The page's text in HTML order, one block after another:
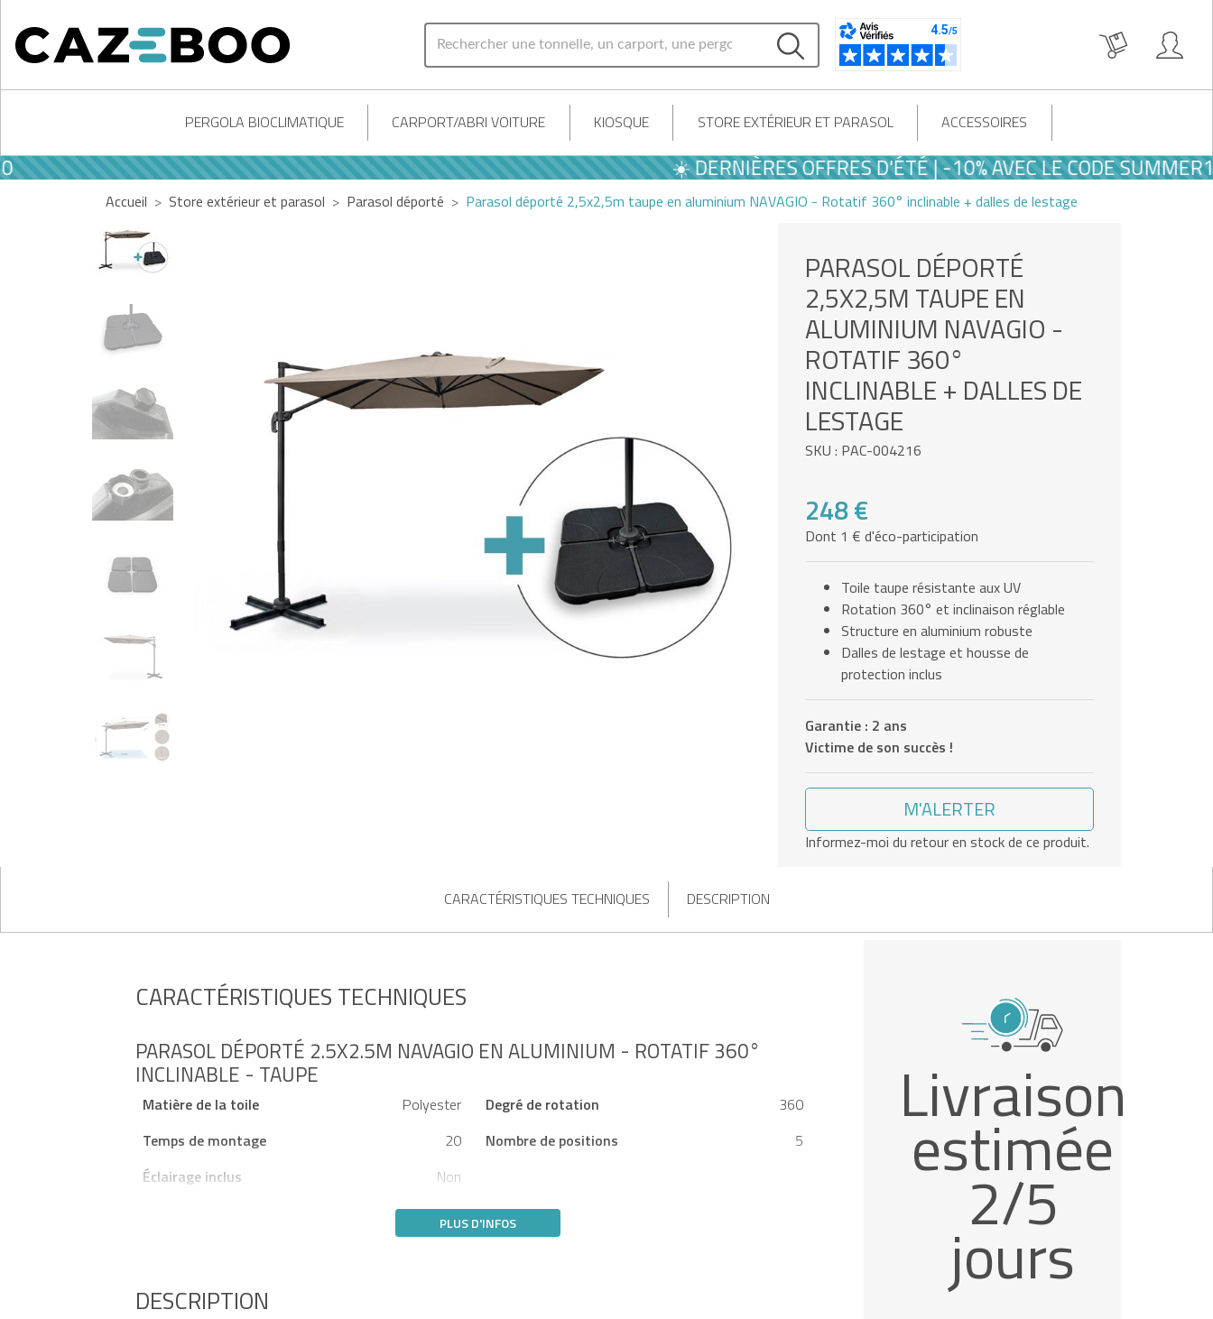
PERGOLA BIOCLIMATIQUE CARPORT/ABRI VOITURE KIOSQUE STORE EXTÉRIEUR ET PARASOL ACCESSOIRES
☀️ DERNIÈRES OFFRES D'ÉTÉ | -10% AVEC LE CODE SUMMER10
Accueil Store extérieur et parasol Parasol déporté Parasol déporté 2,5x2,5m taupe en aluminium NAVAGIO - Rotatif 360° inclinable + dalles de lestage
PARASOL DÉPORTÉ
2,5X2,5M TAUPE EN
ALUMINIUM NAVAGIO -
ROTATIF 360°
INCLINABLE + DALLES DE
LESTAGE
SKU : PAC-004216
248 €
Dont 1 € d'éco-participation
Toile taupe résistante aux UV
Rotation 360° et inclinaison réglable
Structure en aluminium robuste
Dalles de lestage et housse de
protection inclus
Garantie : 2 ans
Victime de son succès !
M'ALERTER
Informez-moi du retour en stock de ce produit.
CARACTÉRISTIQUES TECHNIQUES DESCRIPTION
CARACTÉRISTIQUES TECHNIQUES
PARASOL DÉPORTÉ 2.5X2.5M NAVAGIO EN ALUMINIUM - ROTATIF 360°
INCLINABLE - TAUPE
Matière de la toile Polyester Degré de rotation
360
Temps de montage
20 Nombre de positions
5
Éclairage inclus
Non
PLUS D'INFOS
DESCRIPTION
Livraison
estimée
2/5
jours